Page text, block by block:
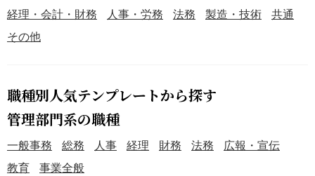
経理・会計・財務
人事・労務 法務 製造・技術
共通
その他
職種別人気テンプレートから探す
管理部門系の職種
一般事務 総務 人事 経理 財務 法務
広報・宣伝
教育
事業全般